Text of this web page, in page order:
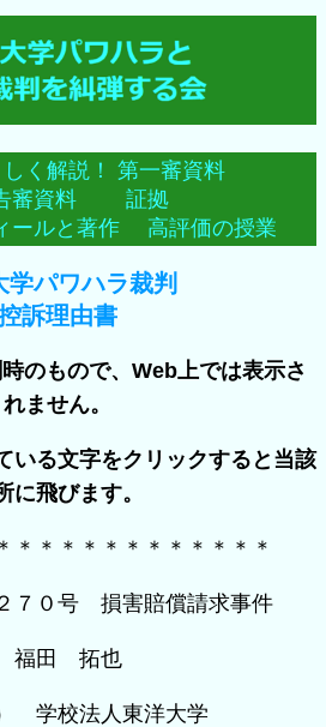
く解説！
第一審資料
告審資料
証拠
ールと著作
高評価の授業
学パワハラ裁判
訴理由書
のもので、Web上では表示さ
れません。
いる文字をクリックすると当該
に飛びます。
＊＊＊＊＊＊＊＊＊＊＊＊
７０号 損害賠償請求事件
福田 拓也
学校法人東洋大学